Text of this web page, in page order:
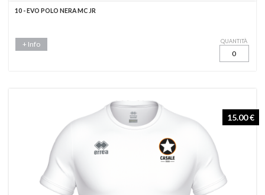
10 - EVO POLO NERA MC JR
+ Info QUANTITÀ
15.00 €